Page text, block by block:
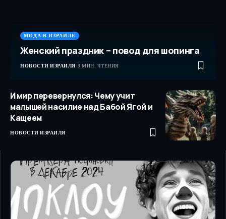
МОДА В ИЗРАИЛЕ
Женский праздник – повод для шопинга
НОВОСТИ ИЗРАИЛЯ 3 МИН. ЧТЕНИЯ
И мир перевернулся: Чему учит
малышей насилие над Бабой Ягой и
Кащеем
НОВОСТИ ИЗРАИЛЯ